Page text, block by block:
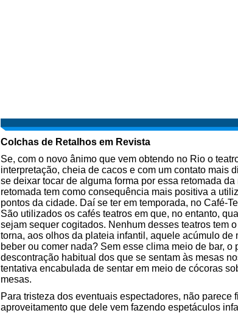
Colchas de Retalhos em Revista
Se, com o novo ânimo que vem obtendo no Rio o
interpretação, cheia de cacos e com um contato mais
se deixar tocar de alguma forma por essa retomada
retomada tem como consequência mais positiva a
pontos da cidade. Daí se ter em temporada, no Café-
São utilizados os cafés teatros em que, no entanto,
sejam sequer cogitados. Nenhum desses teatros tem
torna, aos olhos da plateia infantil, aquele acúmulo
beber ou comer nada? Sem esse clima meio de bar,
descontração habitual dos que se sentam às mesas
tentativa encabulada de sentar em meio de cócoras
mesas.
Para tristeza dos eventuais espectadores, não
aproveitamento que dele vem fazendo espetáculos